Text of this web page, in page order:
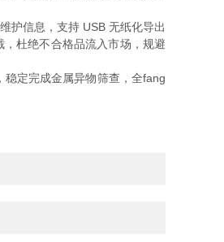
护信息，支持 USB 无纸化导出
杜绝不合格品流入市场，规避
定完成金属异物筛查，全fang